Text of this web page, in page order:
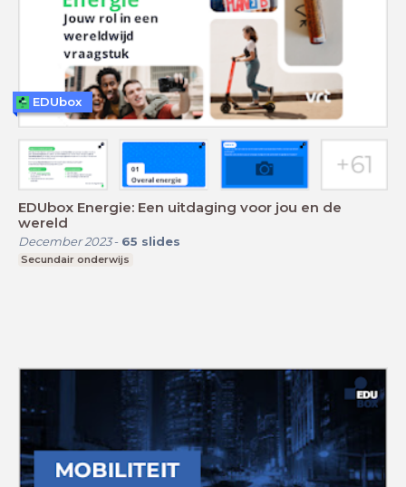
EDUbox Energie: Een uitdaging voor jou en de
wereld
December 2023- 65 slides
Secundair onderwijs
EDUbox